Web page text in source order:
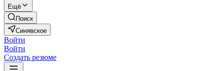
Ещё
Поиск
Синявское
Войти
Войти
Создать резюме